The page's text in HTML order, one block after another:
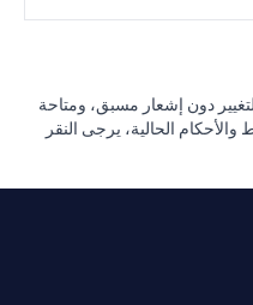
دون إشعار مسبق، ومتاحة
والأحكام الحالية، يرجى النقر